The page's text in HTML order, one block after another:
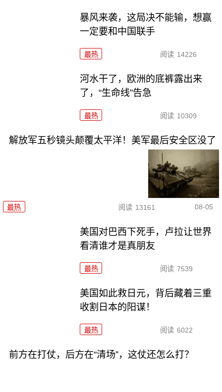
暴风来袭，这局决不能输，想赢
一定要和中国联手
最热 阅读 14226
河水干了，欧洲的底裤露出来
了，“生命线”告急
最热 阅读 10309
解放军五秒镜头颠覆太平洋！美军最后安全区没了
最热 阅读 13161 08-05
美国对巴西下死手，卢拉让世界
看清谁才是真朋友
最热 阅读 7539
美国如此救日元，背后藏着三重
收割日本的阳谋！
最热 阅读 6022
前方在打仗，后方在“清场”，这仗还怎么打？